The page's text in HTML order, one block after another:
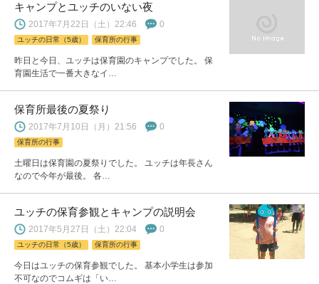
キャンプとユッチのいない夜
2017年7月22日（土）22:46 0
ユッチの日常（5歳） 保育所の行事
昨日と今日、ユッチは保育園のキャンプでした。 保
育園生活で一番大きなイ…
保育所最後の夏祭り
2017年7月10日（月）21:56 0
保育所の行事
土曜日は保育園の夏祭りでした。 ユッチは年長さん
なので今年が最後。 各…
ユッチの保育参観とキャンプの説明会
2017年5月27日（土）22:04 0
ユッチの日常（5歳） 保育所の行事
今日はユッチの保育参観でした。 基本小学生は参加
不可なのでコムギは「い…